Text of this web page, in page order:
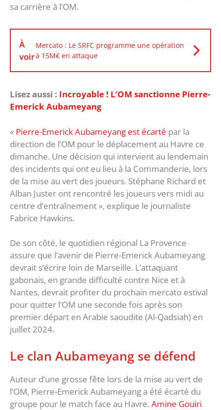
sa carrière à l’OM.
À
voir
Mercato : Le SRFC programme une opération
à 15M€ en attaque
Lisez aussi : Incroyable ! L’OM sanctionne Pierre-
Emerick Aubameyang
« Pierre-Emerick Aubameyang est écarté par la
direction de l’OM pour le déplacement au Havre ce
dimanche. Une décision qui intervient au lendemain
des incidents qui ont eu lieu à la Commanderie, lors
de la mise au vert des joueurs. Stéphane Richard et
Alban Juster ont rencontré les joueurs vers midi au
centre d’entraînement », explique le journaliste
Fabrice Hawkins.
De son côté, le quotidien régional La Provence
assure que l’avenir de Pierre-Emerick Aubameyang
devrait s’écrire loin de Marseille. L’attaquant
gabonais, en grande difficulté contre Nice et à
Nantes, devrait profiter du prochain mercato estival
pour quitter l’OM une seconde fois après son
premier départ en Arabie saoudite (Al-Qadsiah) en
juillet 2024.
Le clan Aubameyang se défend
Auteur d’une grosse fête lors de la mise au vert de
l’OM, Pierre-Emerick Aubameyang a été écarté du
groupe pour le match face au Havre. Amine Gouiri